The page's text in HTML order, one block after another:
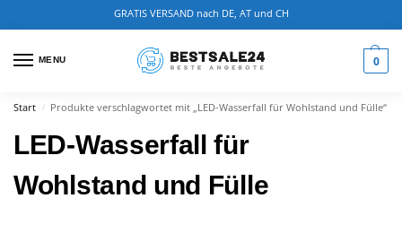
GRATIS VERSAND nach DE, AT und CH
MENU 0
Start / Produkte verschlagwortet mit „LED-Wasserfall für Wohlstand und Fülle“
LED-Wasserfall für
Wohlstand und Fülle